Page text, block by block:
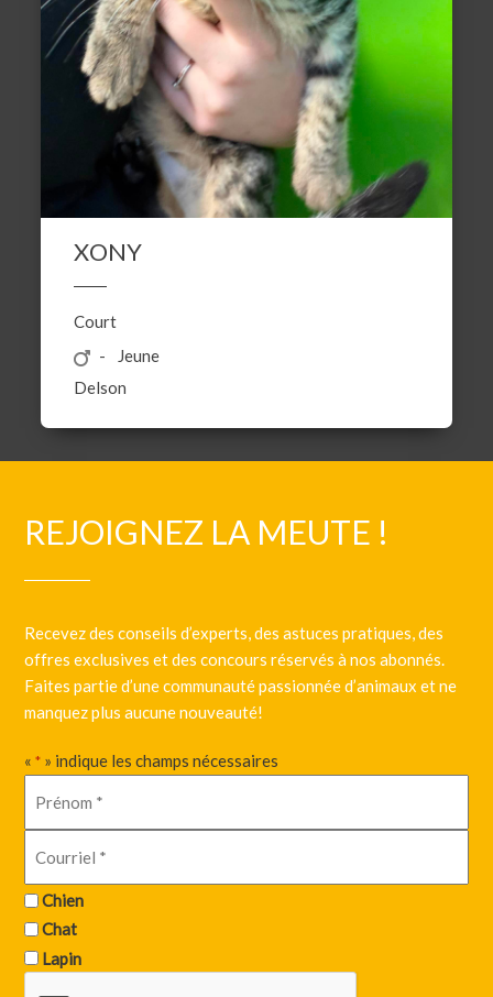
XONY
Court
Jeune
Delson
REJOIGNEZ LA MEUTE !
Recevez des conseils d’experts, des astuces pratiques, des
offres exclusives et des concours réservés à nos abonnés.
Faites partie d’une communauté passionnée d’animaux et ne
manquez plus aucune nouveauté!
«* » indique les champs nécessaires
Chien
Chat
Lapin